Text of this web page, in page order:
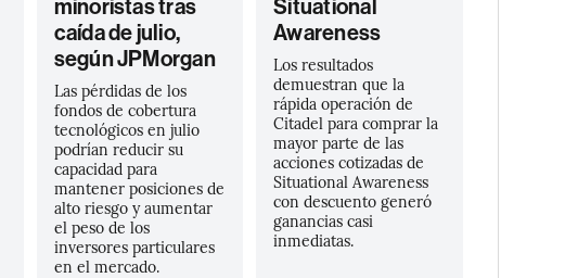
minoristas tras
caída de julio,
según JPMorgan
Las pérdidas de los
fondos de cobertura
tecnológicos en julio
podrían reducir su
capacidad para
mantener posiciones de
alto riesgo y aumentar
el peso de los
inversores particulares
en el mercado.
Situational
Awareness
Los resultados
demuestran que la
rápida operación de
Citadel para comprar la
mayor parte de las
acciones cotizadas de
Situational Awareness
con descuento generó
ganancias casi
inmediatas.